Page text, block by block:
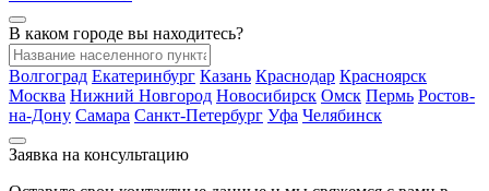
В каком городе вы находитесь?
Волгоград Екатеринбург Казань Краснодар Красноярск
Москва Нижний Новгород Новосибирск Омск Пермь Ростов-
на-Дону Самара Санкт-Петербург Уфа Челябинск
Заявка на консультацию